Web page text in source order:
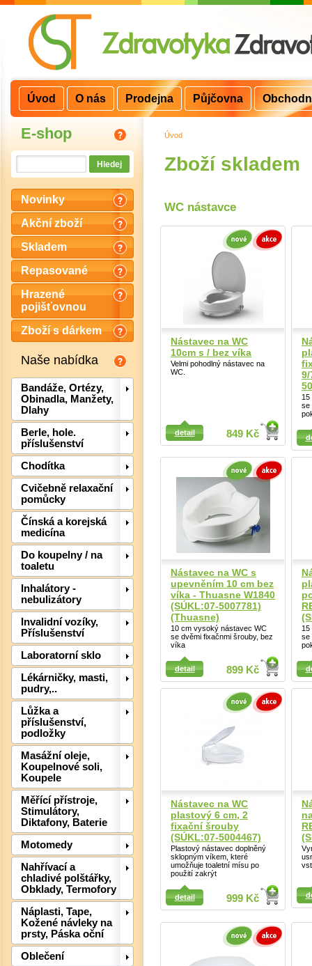
E-shop
Novinky
Akční zboží
Skladem
Repasované
Hrazené
pojišťovnou
Zboží s dárkem
Naše nabídka
Bandáže, Ortézy,
Obinadla, Manžety,
Dlahy
Berle, hole.
příslušenství
Chodítka
Cvičebně relaxační
pomůcky
Čínská a korejská
medicína
Do koupelny / na
toaletu
Inhalátory -
nebulizátory
Invalidní vozíky,
Příslušenství
Laboratorní sklo
Lékárničky, masti,
pudry,..
Lůžka a
příslušenství,
podložky
Masážní oleje,
Koupelnové soli,
Koupele
Měřící přístroje,
Stimulátory,
Diktafony, Baterie
Motomedy
Nahřívací a
chladivé polštářky,
Obklady, Termofory
Náplasti, Tape,
Kožené návleky na
prsty, Páska oční
Oblečení
Úvod
Zboží skladem
WC nástavce
Nástavec na WC
10cm s / bez víka
Velmi pohodlný nástavec na
WC.
849 Kč
detail
9/
se
Detail
Detail
Nástavec na WC s
upevněním 10 cm bez
víka - Thuasne W1840
(SÚKL:07-5007781)
(Thuasne)
10 cm vysoký nástavec WC
se dvěmi fixačnmi šrouby, bez
víka
899 Kč
detail
se
Detail
Detail
Nástavec na WC
plastový 6 cm, 2
fixační šrouby
(SÚKL:07-5004467)
Plastový nástavec doplněný
sklopným víkem, které
umožňuje toaletní mísu po
použití zakrýt
999 Kč
detail
Detail
Detail
Úvod O nás Prodejna Půjčovna